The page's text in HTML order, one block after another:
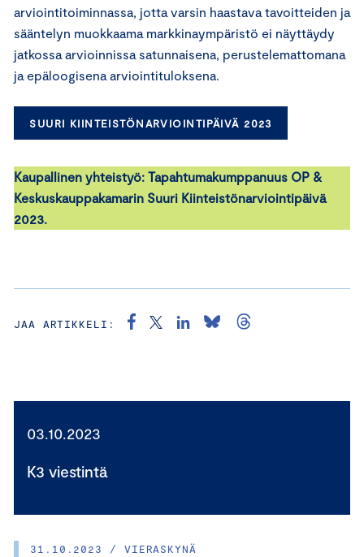
03.10.2023
K3 viestintä
31.10.2023 / VIERASKYNÄ
arviointitoiminnassa, jotta varsin haastava tavoitteiden ja
sääntelyn muokkaama markkinaympäristö ei näyttäydy
jatkossa arvioinnissa satunnaisena, perustelemattomana
ja epäloogisena arviointituloksena.
SUURI KIINTEISTÖNARVIOINTIPÄIVÄ 2023
Kaupallinen yhteistyö: Tapahtumakumppanuus OP &
Keskuskauppakamarin Suuri Kiinteistönarviointipäivä
2023.
JAA ARTIKKELI: